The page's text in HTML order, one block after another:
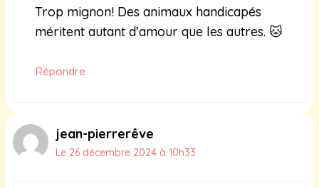
Trop mignon! Des animaux handicapés
méritent autant d’amour que les autres. 🐱
Répondre
jean-pierrerêve
Le 26 décembre 2024 à 10h33